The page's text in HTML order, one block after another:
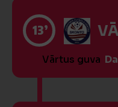
13’
Vārtus guva